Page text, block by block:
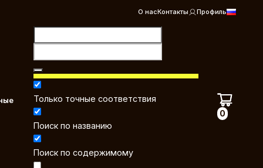
О насКонтакты Профиль
Только точные соответствия
Поиск по названию
Поиск по содержимому
0